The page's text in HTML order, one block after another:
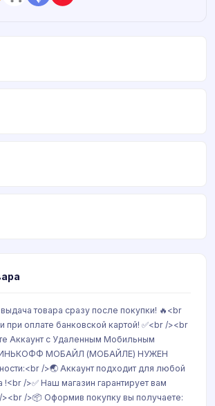
товара сразу после покупки! 🔥<br
при оплате банковской картой! ✅<br /><br
Аккаунт с Удаленным Мобильным
МОБАЙЛ (МОБАЙЛЕ) НУЖЕН
/>🌏 Аккаунт подходит для любой
!<br />✅ Наш магазин гарантирует вам
/>📦 Оформив покупку вы получаете: